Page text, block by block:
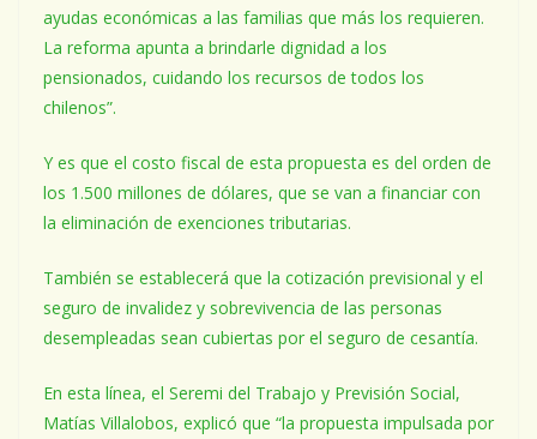
ayudas económicas a las familias que más los requieren.
La reforma apunta a brindarle dignidad a los
pensionados, cuidando los recursos de todos los
chilenos”.
Y es que el costo fiscal de esta propuesta es del orden de
los 1.500 millones de dólares, que se van a financiar con
la eliminación de exenciones tributarias.
También se establecerá que la cotización previsional y el
seguro de invalidez y sobrevivencia de las personas
desempleadas sean cubiertas por el seguro de cesantía.
En esta línea, el Seremi del Trabajo y Previsión Social,
Matías Villalobos, explicó que “la propuesta impulsada por